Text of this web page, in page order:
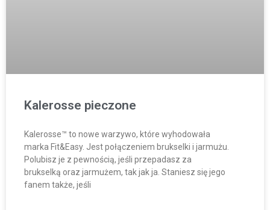
Kalerosse pieczone
Kalerosse™ to nowe warzywo, które wyhodowała
marka Fit&Easy. Jest połączeniem brukselki i jarmużu.
Polubisz je z pewnością, jeśli przepadasz za
brukselką oraz jarmużem, tak jak ja. Staniesz się jego
fanem także, jeśli